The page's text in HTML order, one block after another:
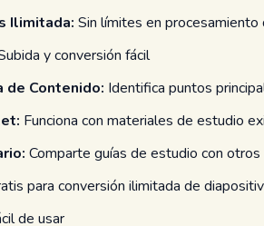
Ilimitada: Sin límites en
y conversión fácil
de Contenido: Identifica puntos
Funciona con materiales de estudio
Comparte guías de estudio con
para conversión ilimitada de
de usar